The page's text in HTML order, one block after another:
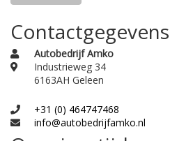
Contactgegevens
Autobedrijf Amko
Industrieweg 34
6163AH Geleen
+31 (0) 464747468
info@autobedrijfamko.nl